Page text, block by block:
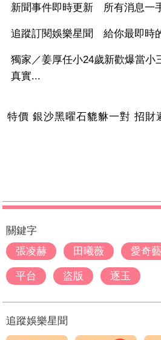
新聞事件即時更新 所有消息一
追蹤訂閱娛樂星聞 給你最即時
獨家／姜厚任小24歲新歡爆當小
真實...
特價 銀沙黑曜石貔貅一對 招財
關鍵字
張凌赫
田曦薇 愛奇藝
平台 盜版 逐玉
追蹤娛樂星聞